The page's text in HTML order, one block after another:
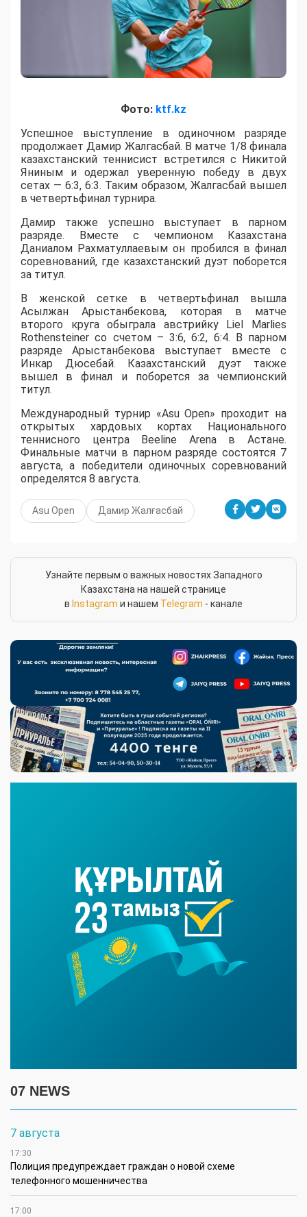
Фото: ktf.kz
Успешное выступление в одиночном разряде
продолжает Дамир Жалгасбай. В матче 1/8 финала
казахстанский теннисист встретился с Никитой
Яниным и одержал уверенную победу в двух
сетах — 6:3, 6:3. Таким образом, Жалгасбай вышел
в четвертьфинал турнира.
Дамир также успешно выступает в парном
разряде. Вместе с чемпионом Казахстана
Даниалом Рахматуллаевым он пробился в финал
соревнований, где казахстанский дуэт поборется
за титул.
В женской сетке в четвертьфинал вышла
Асылжан Арыстанбекова, которая в матче
второго круга обыграла австрийку Liel Marlies
Rothensteiner со счетом – 3:6, 6:2, 6:4. В парном
разряде Арыстанбекова выступает вместе с
Инкар Дюсебай. Казахстанский дуэт также
вышел в финал и поборется за чемпионский
титул.
Международный турнир «Asu Open» проходит на
открытых хардовых кортах Национального
теннисного центра Beeline Arena в Астане.
Финальные матчи в парном разряде состоятся 7
августа, а победители одиночных соревнований
определятся 8 августа.
Asu Open Дамир Жалғасбай
Узнайте первым о важных новостях Западного
Казахстана на нашей странице
в Instagram и нашем Telegram - канале
07 NEWS
7 августа
17:30
Полиция предупреждает граждан о новой схеме
телефонного мошенничества
17:00